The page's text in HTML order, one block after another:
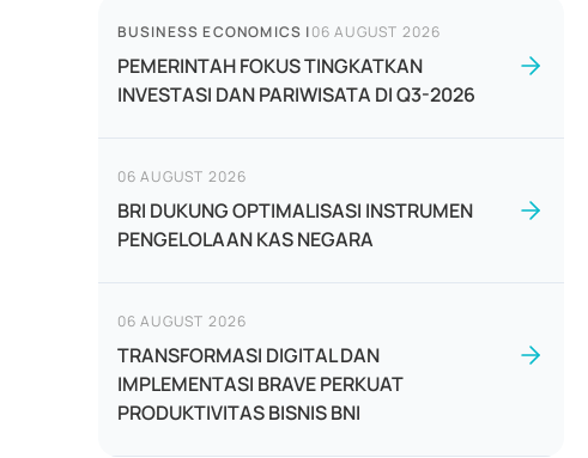
BUSINESS ECONOMICS |06 AUGUST 2026
PEMERINTAH FOKUS TINGKATKAN
INVESTASI DAN PARIWISATA DI Q3-2026
06 AUGUST 2026
BRI DUKUNG OPTIMALISASI INSTRUMEN
PENGELOLAAN KAS NEGARA
06 AUGUST 2026
TRANSFORMASI DIGITAL DAN
IMPLEMENTASI BRAVE PERKUAT
PRODUKTIVITAS BISNIS BNI